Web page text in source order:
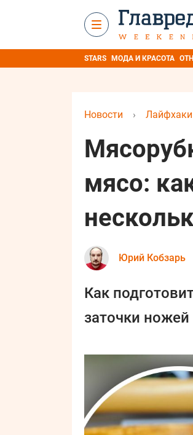
STARS МОДА И КРАСОТА
Новости › Лайфхаки
мясо:
Юрий Кобзарь
Как
заточки